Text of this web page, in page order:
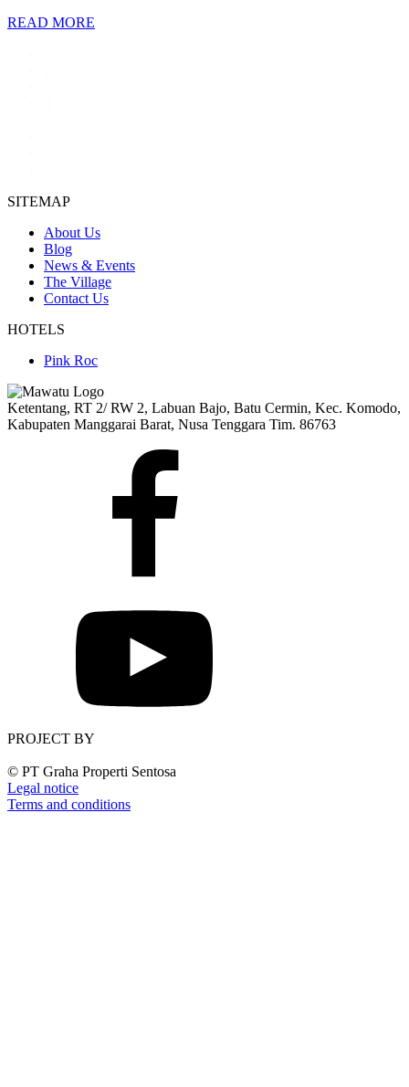
READ MORE
SITEMAP
About Us
Blog
News & Events
The Village
Contact Us
HOTELS
Pink Roc
Ketentang, RT 2/ RW 2, Labuan Bajo, Batu Cermin, Kec. Komodo,
Kabupaten Manggarai Barat, Nusa Tenggara Tim. 86763
PROJECT BY
© PT Graha Properti Sentosa
Legal notice
Terms and conditions